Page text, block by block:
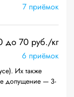
7 приёмок
до 70 руб./кг
6 приёмок
Их также
допущение — 3-